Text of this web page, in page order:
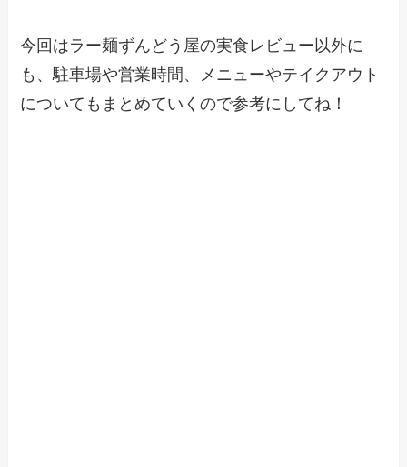
今回はラー麺ずんどう屋の実食レビュー以外に
も、駐車場や営業時間、メニューやテイクアウト
についてもまとめていくので参考にしてね！